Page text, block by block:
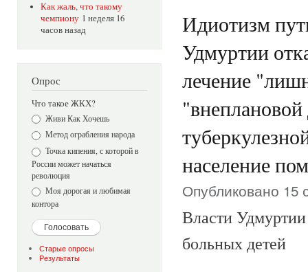
Как жаль, что такому
чемпиону 1 неделя 16
часов назад
Опрос
Что такое ЖКХ?
Варианты
Живи Как Хочешь
Метод ограбления народа
Точка кипения, с которой в
России может начаться
революция
Моя дорогая и любимая
контора
Старые опросы
Результаты
Идиотизм
Удмуртии
лечение
население
Опубликовано 15
Власти
больных детей